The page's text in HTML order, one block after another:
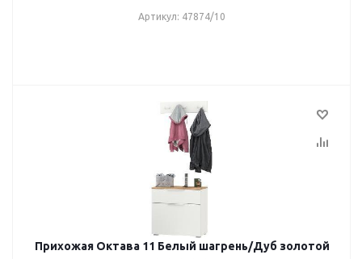
Артикул: 47874/10
Прихожая Октава 11 Белый шагрень/Дуб золотой